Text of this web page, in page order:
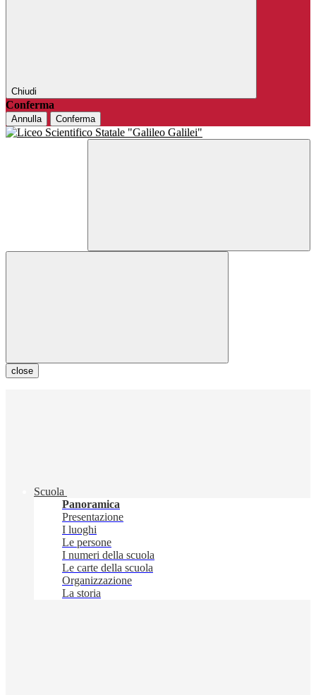
Chiudi
Conferma
Annulla Conferma
close
Scuola
Panoramica
Presentazione
I luoghi
Le persone
I numeri della scuola
Le carte della scuola
Organizzazione
La storia